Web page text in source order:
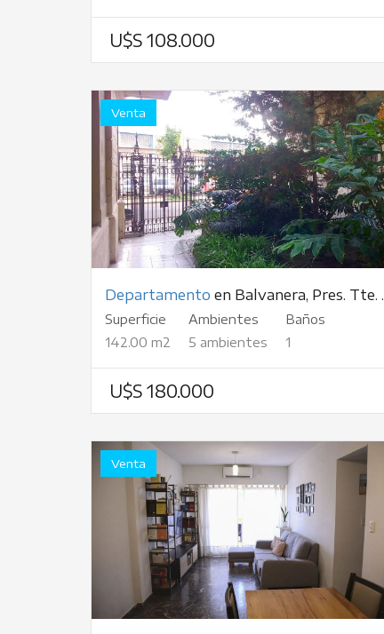
U$S 108.000
Venta
Departamento en Balvanera, Pres. Tte. Gral. Juan Domingo Perón, al 3000
Superficie
142.00 m2
Ambientes
5 ambientes
Baños
1
U$S 180.000
Venta